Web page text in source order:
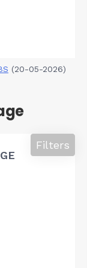
(20-05-2026)
Filters